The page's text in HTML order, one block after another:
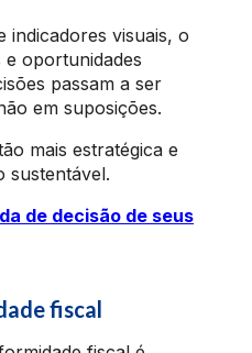
indicadores visuais, o
e oportunidades
passam a ser
em suposições.
mais estratégica e
sustentável.
de decisão de seus
fiscal